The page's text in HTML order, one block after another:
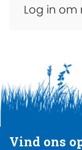
Log in om
Vind ons